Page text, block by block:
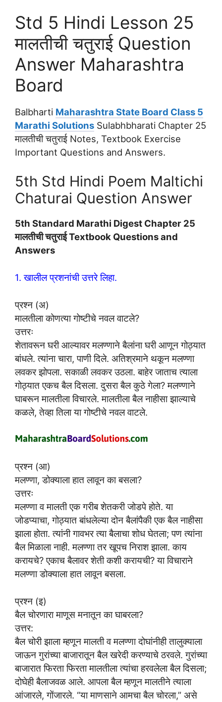
Std 5 Hindi Lesson 25
मालतीची चतुराई Question
Answer Maharashtra
Board
Balbharti Maharashtra State Board Class 5
Marathi Solutions Sulabhbharati Chapter 25
मालतीची चतुराई Notes, Textbook Exercise
Important Questions and Answers.
5th Std Hindi Poem Maltichi
Chaturai Question Answer
5th Standard Marathi Digest Chapter 25
मालतीची चतुराई Textbook Questions and
Answers
1. खालील प्रशनांची उत्तरे लिहा.
प्रश्न (अ)
मालतीला कोणत्या गोष्टीचे नवल वाटले?
उत्तरः
शेतावरून घरी आल्यावर मलण्णाने बैलांना घरी आणून गोठ्यात
बांधले. त्यांना चारा, पाणी दिले. अतिश्रमाने थकून मलण्णा
लवकर झोपला. सकाळी लवकर उठला. बाहेर जाताच त्याला
गोठ्यात एकच बैल दिसला. दुसरा बैल कुठे गेला? मलण्णाने
घाबरून मालतीला विचारले. मालतीला बैल नाहीसा झाल्याचे
कळले, तेव्हा तिला या गोष्टीचे नवल वाटले.
प्रश्न (आ)
मलण्णा, डोक्याला हात लावून का बसला?
उत्तरः
मलण्णा व मालती एक गरीब शेतकरी जोडपे होते. या
जोडप्याचा, गोठ्यात बांधलेल्या दोन बैलांपैकी एक बैल नाहीसा
झाला होता. त्यांनी गावभर त्या बैलाचा शोध घेतला; पण त्यांना
बैल मिळाला नाही. मलण्णा तर खूपच निराश झाला. काय
करायचे? एकाच बैलावर शेती कशी करायची? या विचाराने
मलण्णा डोक्याला हात लावून बसला.
प्रश्न (इ)
बैल चोरणारा माणूस मनातून का घाबरला?
उत्तर:
बैल चोरी झाला म्हणून मालती व मलण्णा दोघांनीही तालुक्याला
जाऊन गुरांच्या बाजारातून बैल खरेदी करण्याचे ठरवले. गुरांच्या
बाजारात फिरता फिरता मालतीला त्यांचा हरवलेला बैल दिसला;
दोघेही बैलाजवळ आले. आपला बैल म्हणून मालतीने त्याला
आंजारले, गोंजारले. “या माणसाने आमचा बैल चोरला,” असे